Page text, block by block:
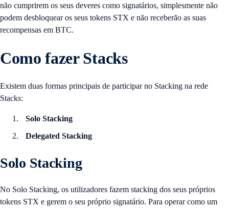
não cumprirem os seus deveres como signatários, simplesmente não
podem desbloquear os seus tokens STX e não receberão as suas
recompensas em BTC.
Como fazer Stacks
Existem duas formas principais de participar no Stacking na rede
Stacks:
Solo Stacking
Delegated Stacking
Solo Stacking
No Solo Stacking, os utilizadores fazem stacking dos seus próprios
tokens STX e gerem o seu próprio signatário. Para operar como um